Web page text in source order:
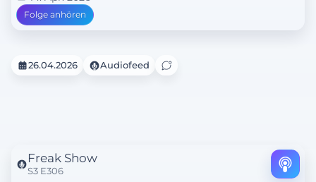
Folge anhören
26.04.2026 Audiofeed
Freak Show
S3 E306